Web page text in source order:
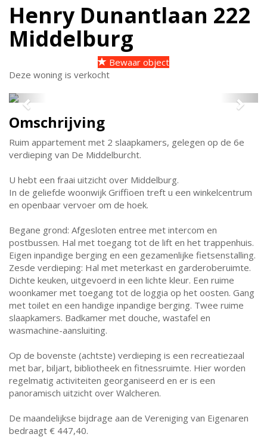
Henry Dunantlaan 222
Middelburg
Bewaar object
Deze woning is verkocht
Previous Next
Omschrijving
Ruim appartement met 2 slaapkamers, gelegen op de 6e
verdieping van De Middelburcht.
U hebt een fraai uitzicht over Middelburg.
In de geliefde woonwijk Griffioen treft u een winkelcentrum
en openbaar vervoer om de hoek.
Begane grond: Afgesloten entree met intercom en
postbussen. Hal met toegang tot de lift en het trappenhuis.
Eigen inpandige berging en een gezamenlijke fietsenstalling.
Zesde verdieping: Hal met meterkast en garderoberuimte.
Dichte keuken, uitgevoerd in een lichte kleur. Een ruime
woonkamer met toegang tot de loggia op het oosten. Gang
met toilet en een handige inpandige berging. Twee ruime
slaapkamers. Badkamer met douche, wastafel en
wasmachine-aansluiting.
Op de bovenste (achtste) verdieping is een recreatiezaal
met bar, biljart, bibliotheek en fitnessruimte. Hier worden
regelmatig activiteiten georganiseerd en er is een
panoramisch uitzicht over Walcheren.
De maandelijkse bijdrage aan de Vereniging van Eigenaren
bedraagt € 447,40.